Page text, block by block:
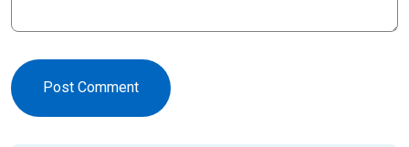
Post Comment